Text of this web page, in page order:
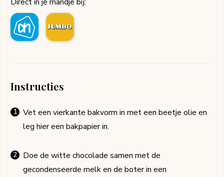
Instructies
Vet een vierkante bakvorm in met een beetje olie en
leg hier een bakpapier in.
Doe de witte chocolade samen met de
gecondenseerde melk en de boter in een